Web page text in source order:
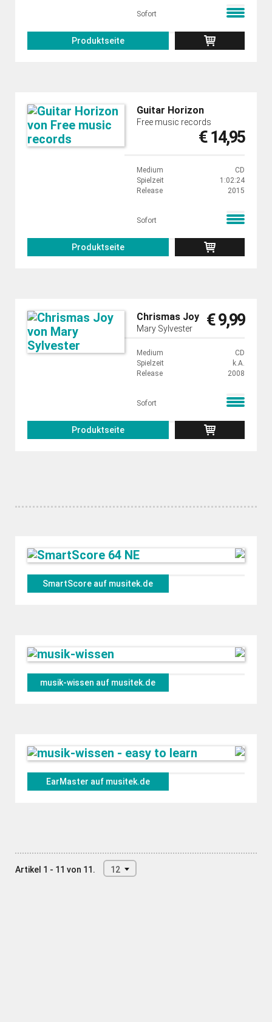
Sofort
Produktseite
Guitar Horizon
Free music records
€ 14,95
Medium
CD
Spielzeit
1:02:24
Release
2015
Sofort
Produktseite
Chrismas Joy
Mary Sylvester € 9,99
Medium
CD
Spielzeit
k.A.
Release
2008
Sofort
Produktseite
SmartScore auf musitek.de
musik-wissen auf musitek.de
EarMaster auf musitek.de
Artikel 1 - 11 von 11. 12